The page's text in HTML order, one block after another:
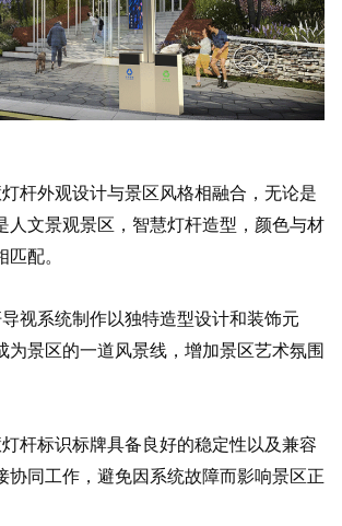
杆外观设计与景区风格相融合，无论是
人文景观景区，智慧灯杆造型，颜色与材
配。
视系统制作以独特造型设计和装饰元
为景区的一道风景线，增加景区艺术氛围
杆标识标牌具备良好的稳定性以及兼容
协同工作，避免因系统故障而影响景区正